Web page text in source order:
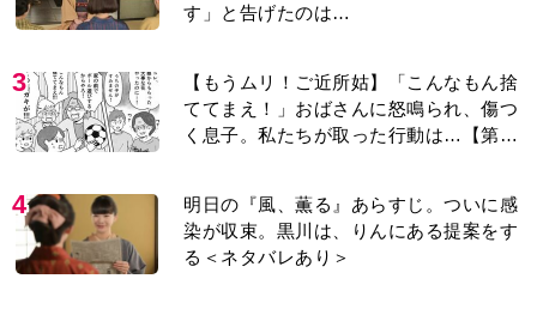
す」と告げたのは…
3
【もうムリ！ご近所姑】「こんなもん捨
ててまえ！」おばさんに怒鳴られ、傷つ
く息子。私たちが取った行動は…【第3
4
明日の『風、薫る』あらすじ。ついに感
染が収束。黒川は、りんにある提案をす
る＜ネタバレあり＞